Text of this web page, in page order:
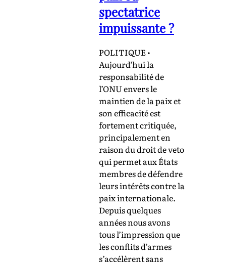
spectatrice
impuissante ?
POLITIQUE •
Aujourd’hui la
responsabilité de
l’ONU envers le
maintien de la paix et
son efficacité est
fortement critiquée,
principalement en
raison du droit de veto
qui permet aux États
membres de défendre
leurs intérêts contre la
paix internationale.
Depuis quelques
années nous avons
tous l’impression que
les conflits d’armes
s’accélèrent sans